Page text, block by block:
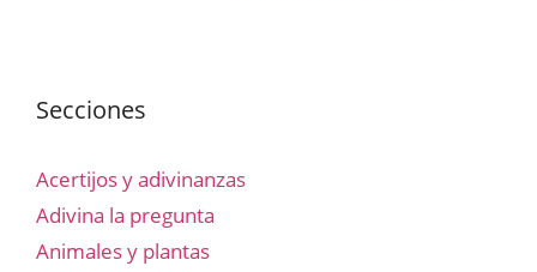
Secciones
Acertijos y adivinanzas
Adivina la pregunta
Animales y plantas